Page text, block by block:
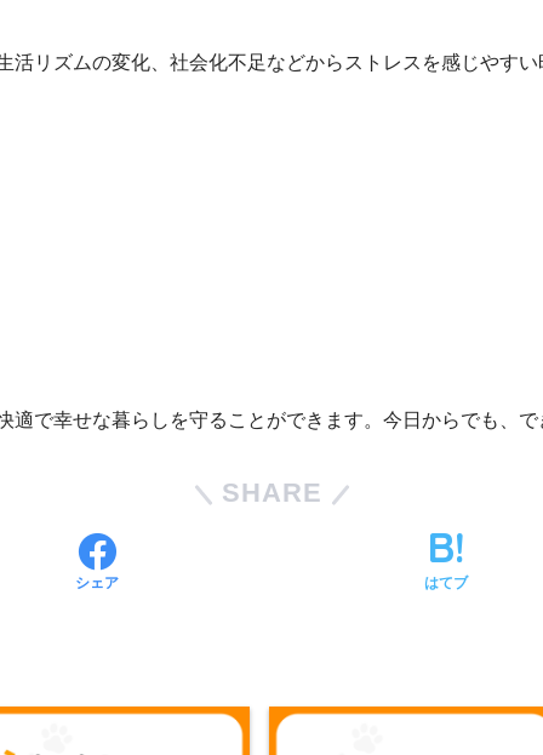
リズムの変化、社会化不足などからストレスを感じやす
で幸せな暮らしを守ることができます。今日からでも、
SHARE
シェア はてブ